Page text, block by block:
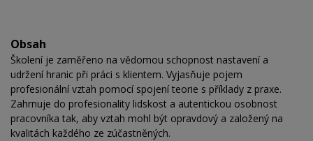
Obsah
Školení je zaměřeno na vědomou schopnost nastavení a
udržení hranic při práci s klientem. Vyjasňuje pojem
profesionální vztah pomocí spojení teorie s příklady z praxe.
Zahrnuje do profesionality lidskost a autentickou osobnost
pracovníka tak, aby vztah mohl být opravdový a založený na
kvalitách každého ze zúčastněných.